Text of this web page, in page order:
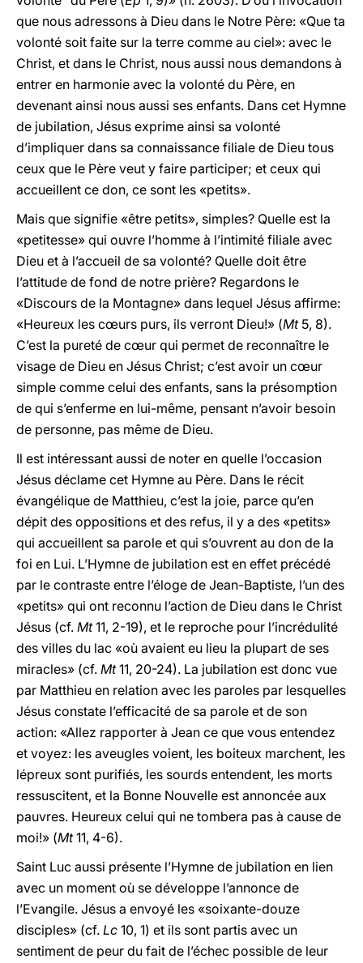
que nous adressons à Dieu dans le Notre Père: «Que ta
volonté soit faite sur la terre comme au ciel»: avec le
Christ, et dans le Christ, nous aussi nous demandons à
entrer en harmonie avec la volonté du Père, en
devenant ainsi nous aussi ses enfants. Dans cet Hymne
de jubilation, Jésus exprime ainsi sa volonté
d’impliquer dans sa connaissance filiale de Dieu tous
ceux que le Père veut y faire participer; et ceux qui
accueillent ce don, ce sont les «petits».
Mais que signifie «être petits», simples? Quelle est la
«petitesse» qui ouvre l’homme à l’intimité filiale avec
Dieu et à l’accueil de sa volonté? Quelle doit être
l’attitude de fond de notre prière? Regardons le
«Discours de la Montagne» dans lequel Jésus affirme:
«Heureux les cœurs purs, ils verront Dieu!» (Mt5, 8).
C’est la pureté de cœur qui permet de reconnaître le
visage de Dieu en Jésus Christ; c’est avoir un cœur
simple comme celui des enfants, sans la présomption
de qui s’enferme en lui-même, pensant n’avoir besoin
de personne, pas même de Dieu.
Il est intéressant aussi de noter en quelle l’occasion
Jésus déclame cet Hymne au Père. Dans le récit
évangélique de Matthieu, c’est la joie, parce qu’en
dépit des oppositions et des refus, il y a des «petits»
qui accueillent sa parole et qui s’ouvrent au don de la
foi en Lui. L’Hymne de jubilation est en effet précédé
par le contraste entre l’éloge de Jean-Baptiste, l’un des
«petits» qui ont reconnu l’action de Dieu dans le Christ
Jésus (cf. Mt11, 2-19), et le reproche pour l’incrédulité
des villes du lac «où avaient eu lieu la plupart de ses
miracles» (cf. Mt11, 20-24). La jubilation est donc vue
par Matthieu en relation avec les paroles par lesquelles
Jésus constate l’efficacité de sa parole et de son
action: «Allez rapporter à Jean ce que vous entendez
et voyez: les aveugles voient, les boiteux marchent, les
lépreux sont purifiés, les sourds entendent, les morts
ressuscitent, et la Bonne Nouvelle est annoncée aux
pauvres. Heureux celui qui ne tombera pas à cause de
moi!» (Mt11, 4-6).
Saint Luc aussi présente l’Hymne de jubilation en lien
avec un moment où se développe l’annonce de
l’Evangile. Jésus a envoyé les «soixante-douze
disciples» (cf. Lc 10, 1) et ils sont partis avec un
sentiment de peur du fait de l’échec possible de leur